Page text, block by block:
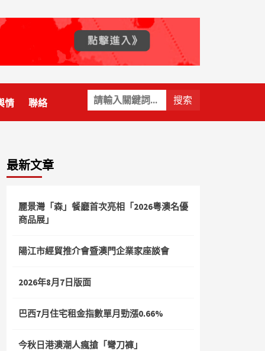
關
鍵
字:
情 聯絡
最新文章
麗景灣「森」餐廳首次亮相「2026粵澳名優
商品展」
陽江市經貿推介會暨澳門企業家座談會
2026年8月7日版面
巴西7月住宅租金指數單月勁漲0.66%
今秋日港澳潮人瘋搶「彎刀褲」